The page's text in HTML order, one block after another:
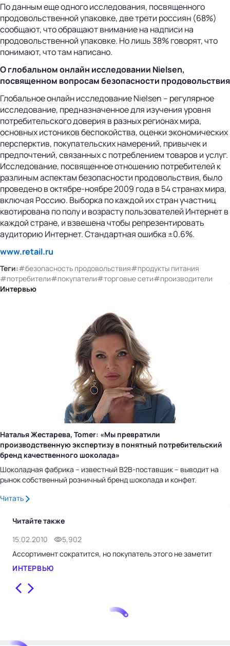
По данным еще одного исследования, посвященного
продовольственной упаковке, две трети россиян (68%)
сообщают, что обращают внимание на надписи на
продовольственной упаковке. Но лишь 38% говорят, что
понимают, что там написано.
О глобальном онлайн исследовании Nielsen,
посвященном вопросам безопасности продовольствия
Глобальное онлайн исследование Nielsen – регулярное
исследование, предназначенное для изучения уровня
потребительского доверия в разных регионах мира,
основных истоников беспокойства, оценки экономических
персперктив, покупательских намерений, привычек и
предпочтений, связанных с потреблением товаров и услуг.
Исследование, посвященное отношению потребителей к
разлиным аспектам безопасности продовольствия, было
проведено в октябре-ноябре 2009 года в 54 странах мира,
включая Россию. Выборка по каждой их стран участниц
квотирована по полу и возрасту пользователей Интернет в
каждой стране, и взвешена чтобы репрезентировать
аудиторию Интернет. Стандартная ошибка ±0.6%.
www.retail.ru
Теги:#безопасность продовольствия#продукты питания
#потребители#покупатели#торговые сети#производители
Интервью
Наталья Жестарева, Tomer: «Мы превратили
производственную экспертизу в понятный потребительский
бренд качественного шоколада»
Шоколадная фабрика – известный B2B-поставщик – выводит на
рынок собственный розничный бренд шоколада и конфет.
Читать
Читайте также
15.02.2010
5,902
Ассортимент сократится, но покупатель этого не заметит
ИНТЕРВЬЮ